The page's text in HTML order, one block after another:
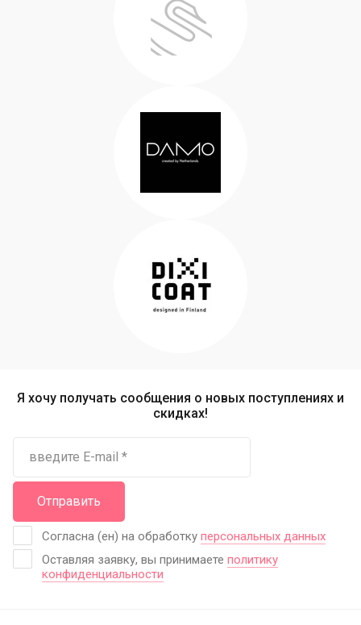
Я хочу получать сообщения о новых поступлениях и
скидках!
Согласна (ен) на обработку персональных данных
Оставляя заявку, вы принимаете политику
конфиденциальности
Отправить